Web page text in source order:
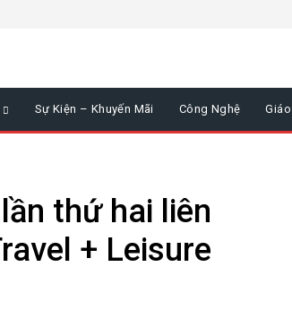
Sự Kiện – Khuyến Mãi Công Nghệ
thứ hai liên
+ Leisure